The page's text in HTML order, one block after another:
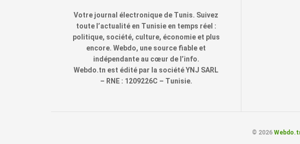
Votre journal électronique de Tunis. Suivez
toute l’actualité en Tunisie en temps réel :
politique, société, culture, économie et plus
encore. Webdo, une source fiable et
indépendante au cœur de l’info.
Webdo.tn est édité par la société YNJ SARL
– RNE : 1209226C – Tunisie.
© 2026